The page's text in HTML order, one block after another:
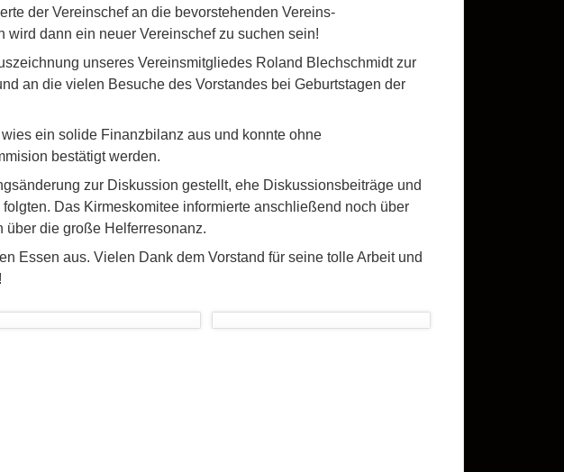
der Vereinschef an die bevorstehenden Vereins-
wird dann ein neuer Vereinschef zu suchen sein!
unseres Vereinsmitgliedes Roland Blechschmidt zur
an die vielen Besuche des Vorstandes bei Geburtstagen der
ein solide Finanzbilanz aus und konnte ohne
bestätigt werden.
zur Diskussion gestellt, ehe Diskussionsbeiträge und
Das Kirmeskomitee informierte anschließend noch über
über die große Helferresonanz.
Essen aus. Vielen Dank dem Vorstand für seine tolle Arbeit und